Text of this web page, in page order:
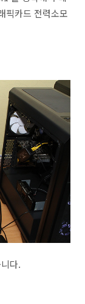
픽카드 전력소모
다.